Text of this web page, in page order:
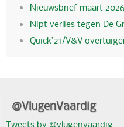
Nieuwsbrief maart 2026
Nipt verlies tegen De
Quick’21/V&V
@VlugenVaardig
Tweets by @vlugenvaardig